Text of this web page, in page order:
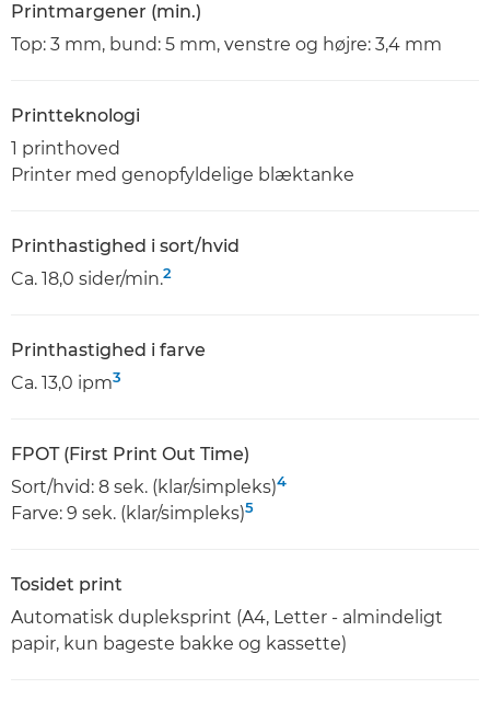
Printmargener (min.)
Top: 3 mm, bund: 5 mm, venstre og højre: 3,4 mm
Printteknologi
1 printhoved
Printer med genopfyldelige blæktanke
Printhastighed i sort/hvid
Ca. 18,0 sider/min.2
Printhastighed i farve
Ca. 13,0 ipm3
FPOT (First Print Out Time)
Sort/hvid: 8 sek. (klar/simpleks)4
Farve: 9 sek. (klar/simpleks)5
Tosidet print
Automatisk dupleksprint (A4, Letter - almindeligt
papir, kun bageste bakke og kassette)